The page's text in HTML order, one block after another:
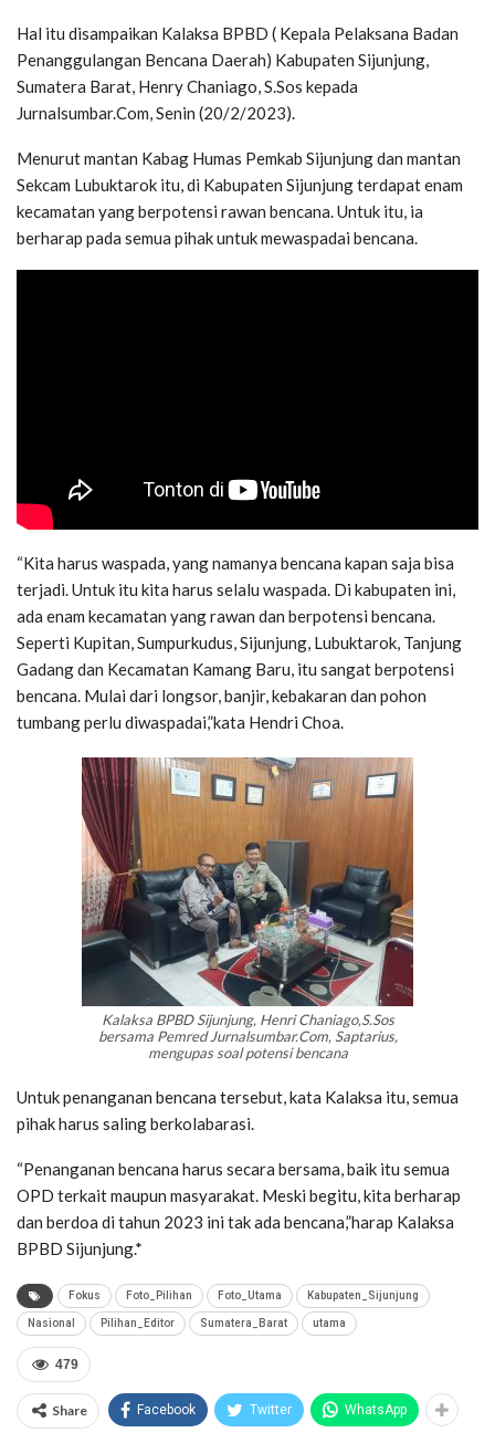
Hal itu disampaikan Kalaksa BPBD ( Kepala Pelaksana Badan
Penanggulangan Bencana Daerah) Kabupaten Sijunjung,
Sumatera Barat, Henry Chaniago, S.Sos kepada
Jurnalsumbar.Com, Senin (20/2/2023).
Menurut mantan Kabag Humas Pemkab Sijunjung dan mantan
Sekcam Lubuktarok itu, di Kabupaten Sijunjung terdapat enam
kecamatan yang berpotensi rawan bencana. Untuk itu, ia
berharap pada semua pihak untuk mewaspadai bencana.
“Kita harus waspada, yang namanya bencana kapan saja bisa
terjadi. Untuk itu kita harus selalu waspada. Di kabupaten ini,
ada enam kecamatan yang rawan dan berpotensi bencana.
Seperti Kupitan, Sumpurkudus, Sijunjung, Lubuktarok, Tanjung
Gadang dan Kecamatan Kamang Baru, itu sangat berpotensi
bencana. Mulai dari longsor, banjir, kebakaran dan pohon
tumbang perlu diwaspadai,”kata Hendri Choa.
Kalaksa BPBD Sijunjung, Henri Chaniago,S.Sos
bersama Pemred Jurnalsumbar.Com, Saptarius,
mengupas soal potensi bencana
Untuk penanganan bencana tersebut, kata Kalaksa itu, semua
pihak harus saling berkolabarasi.
“Penanganan bencana harus secara bersama, baik itu semua
OPD terkait maupun masyarakat. Meski begitu, kita berharap
dan berdoa di tahun 2023 ini tak ada bencana,”harap Kalaksa
BPBD Sijunjung.*
Fokus Foto_Pilihan Foto_Utama Kabupaten_Sijunjung
Nasional Pilihan_Editor Sumatera_Barat utama
479
Share Facebook Twitter WhatsApp